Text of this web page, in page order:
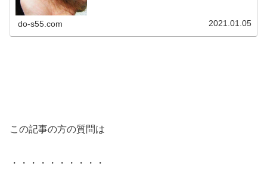
do-s55.com 2021.01.05
この記事の方の質問は
・・・・・・・・・・